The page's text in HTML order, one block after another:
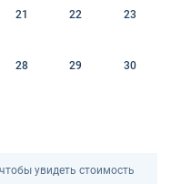
21 22 23
28 29 30
увидеть стоимость